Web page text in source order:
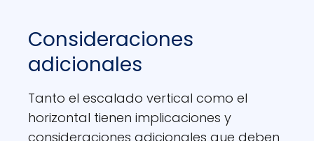
Consideraciones
adicionales
Tanto el escalado vertical como el
horizontal tienen implicaciones y
consideraciones adicionales que deben